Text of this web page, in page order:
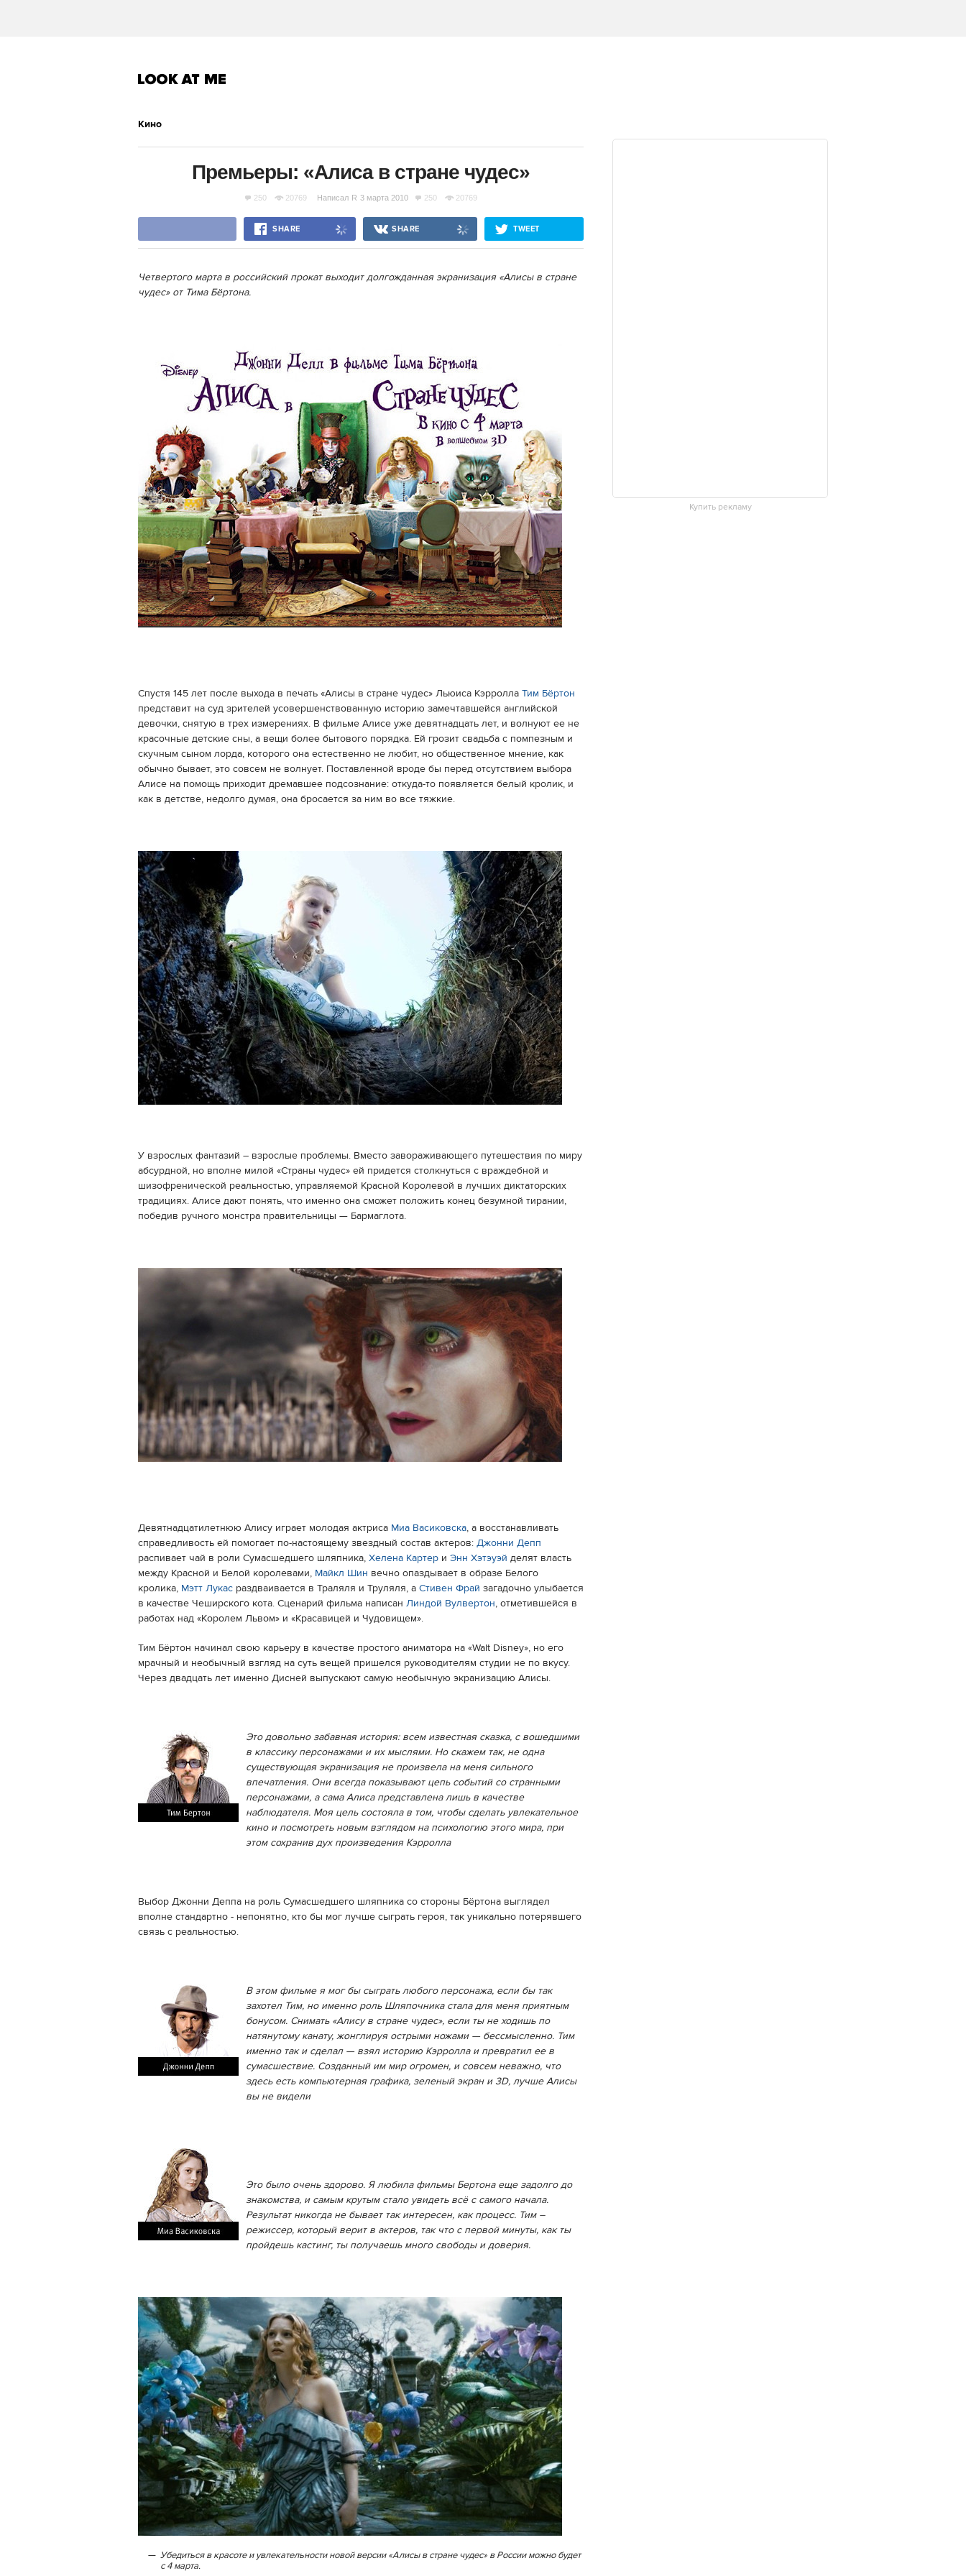
Кино
Премьеры: «Алиса в стране чудес»
250 20769 Написал R 3 марта 2010 250 20769
SHARE SHARE TWEET
Четвертого марта в российский прокат выходит долгожданная экранизация «Алисы в стране
чудес» от Тима Бёртона.
Спустя 145 лет после выхода в печать «Алисы в стране чудес» Льюиса Кэрролла Тим Бёртон
представит на суд зрителей усовершенствованную историю замечтавшейся английской
девочки, снятую в трех измерениях. В фильме Алисе уже девятнадцать лет, и волнуют ее не
красочные детские сны, а вещи более бытового порядка. Ей грозит свадьба с помпезным и
скучным сыном лорда, которого она естественно не любит, но общественное мнение, как
обычно бывает, это совсем не волнует. Поставленной вроде бы перед отсутствием выбора
Алисе на помощь приходит дремавшее подсознание: откуда-то появляется белый кролик, и
как в детстве, недолго думая, она бросается за ним во все тяжкие.
У взрослых фантазий – взрослые проблемы. Вместо завораживающего путешествия по миру
абсурдной, но вполне милой «Страны чудес» ей придется столкнуться с враждебной и
шизофренической реальностью, управляемой Красной Королевой в лучших диктаторских
традициях. Алисе дают понять, что именно она сможет положить конец безумной тирании,
победив ручного монстра правительницы — Бармаглота.
Девятнадцатилетнюю Алису играет молодая актриса Миа Васиковска, а восстанавливать
справедливость ей помогает по-настоящему звездный состав актеров: Джонни Депп
распивает чай в роли Сумасшедшего шляпника, Хелена Картер и Энн Хэтэуэй делят власть
между Красной и Белой королевами, Майкл Шин вечно опаздывает в образе Белого
кролика, Мэтт Лукас раздваивается в Траляля и Труляля, а Стивен Фрай загадочно улыбается
в качестве Чеширского кота. Сценарий фильма написан Линдой Вулвертон, отметившейся в
работах над «Королем Львом» и «Красавицей и Чудовищем».
Тим Бёртон начинал свою карьеру в качестве простого аниматора на «Walt Disney», но его
мрачный и необычный взгляд на суть вещей пришелся руководителям студии не по вкусу.
Через двадцать лет именно Дисней выпускают самую необычную экранизацию Алисы.
Это довольно забавная история: всем известная сказка, с вошедшими
в классику персонажами и их мыслями. Но скажем так, не одна
существующая экранизация не произвела на меня сильного
впечатления. Они всегда показывают цепь событий со странными
персонажами, а сама Алиса представлена лишь в качестве
наблюдателя. Моя цель состояла в том, чтобы сделать увлекательное
кино и посмотреть новым взглядом на психологию этого мира, при
этом сохранив дух произведения Кэрролла
Выбор Джонни Деппа на роль Сумасшедшего шляпника со стороны Бёртона выглядел
вполне стандартно - непонятно, кто бы мог лучше сыграть героя, так уникально потерявшего
связь с реальностью.
В этом фильме я мог бы сыграть любого персонажа, если бы так
захотел Тим, но именно роль Шляпочника стала для меня приятным
бонусом. Снимать «Алису в стране чудес», если ты не ходишь по
натянутому канату, жонглируя острыми ножами — бессмысленно. Тим
именно так и сделал — взял историю Кэрролла и превратил ее в
сумасшествие. Созданный им мир огромен, и совсем неважно, что
здесь есть компьютерная графика, зеленый экран и 3D, лучше Алисы
вы не видели
Это было очень здорово. Я любила фильмы Бертона еще задолго до
знакомства, и самым крутым стало увидеть всё с самого начала.
Результат никогда не бывает так интересен, как процесс. Тим –
режиссер, который верит в актеров, так что с первой минуты, как ты
пройдешь кастинг, ты получаешь много свободы и доверия.
Убедиться в красоте и увлекательности новой версии «Алисы в стране чудес» в России можно будет
с 4 марта.
Купить рекламу